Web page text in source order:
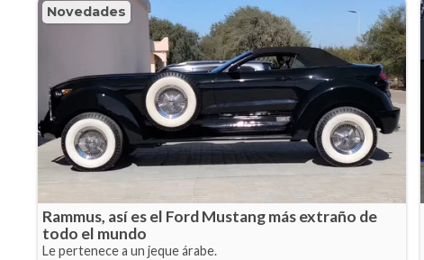
Novedades
Rammus, así es el Ford Mustang más extraño de
todo el mundo
Le pertenece a un jeque árabe.